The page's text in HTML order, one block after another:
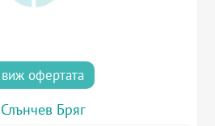
виж офертата
Слънчев Бряг